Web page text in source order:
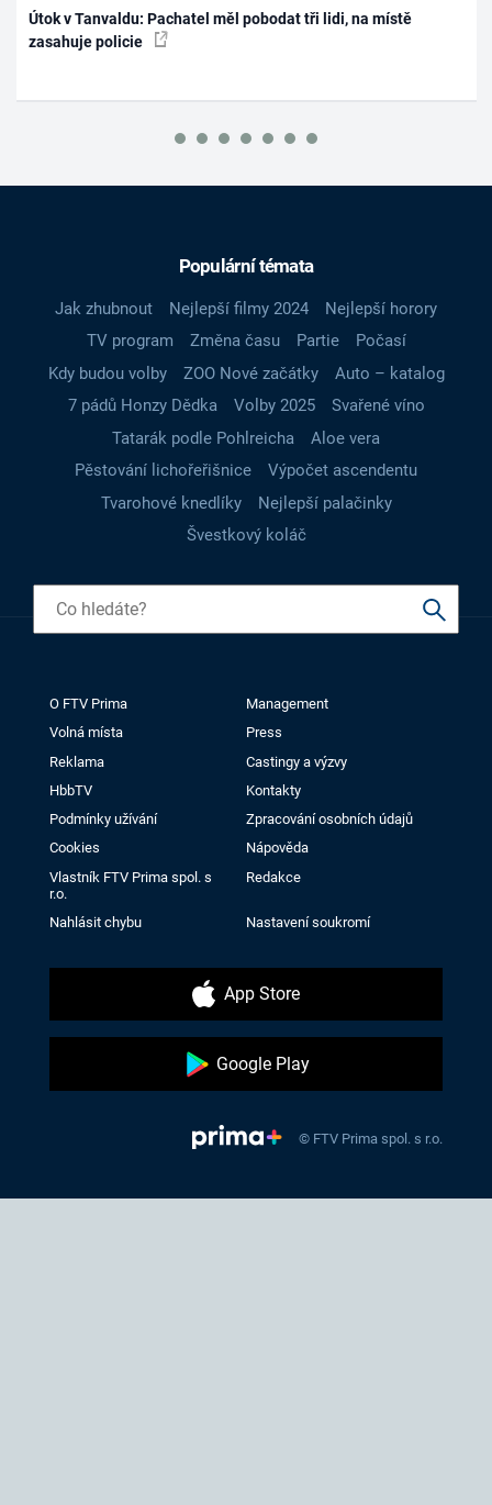
Útok v Tanvaldu: Pachatel měl pobodat tři lidi, na místě
zasahuje policie
Populární témata
Jak zhubnout Nejlepší filmy 2024
Nejlepší horory
TV program
Změna času Partie
Počasí
Kdy budou volby
ZOO Nové začátky
Auto – katalog
7 pádů Honzy Dědka
Volby 2025
Svařené víno
Tatarák podle Pohlreicha
Aloe vera
Pěstování lichořeřišnice
Výpočet ascendentu
Tvarohové knedlíky
Nejlepší palačinky
Švestkový koláč
O FTV Prima
Management
Volná místa
Press
Reklama
Castingy a výzvy
HbbTV
Kontakty
Podmínky užívání
Zpracování osobních údajů
Cookies
Nápověda
Vlastník FTV Prima spol. s
r.o.
Redakce
Nahlásit chybu Nastavení soukromí
App Store
Google Play
© FTV Prima spol. s r.o.